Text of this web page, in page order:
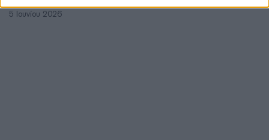
5 Ιουνίου 2026